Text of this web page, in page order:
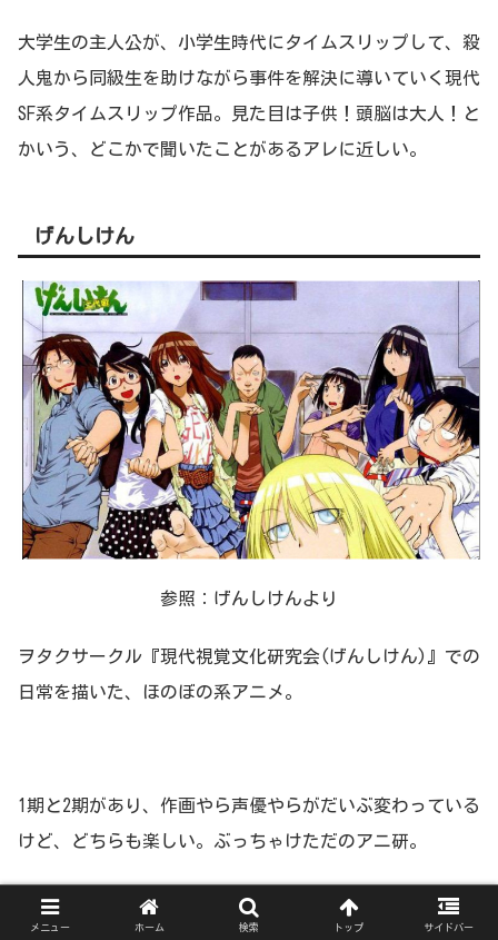
大学生の主人公が、小学生時代にタイムスリップして、殺
人鬼から同級生を助けながら事件を解決に導いていく現代
SF系タイムスリップ作品。見た目は子供！頭脳は大人！と
かいう、どこかで聞いたことがあるアレに近しい。
げんしけん
参照：げんしけんより
ヲタクサークル『現代視覚文化研究会(げんしけん)』での
日常を描いた、ほのぼの系アニメ。
1期と2期があり、作画やら声優やらがだいぶ変わっている
けど、どちらも楽しい。ぶっちゃけただのアニ研。
メダロット
メニュー ホーム 検索 トップ サイドバー